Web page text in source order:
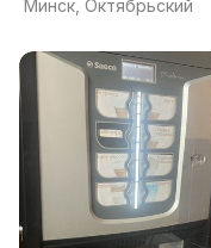
Минск, Октябрьский